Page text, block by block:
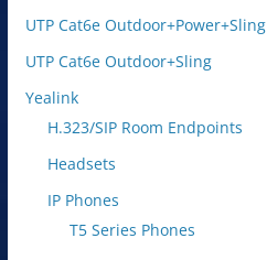
UTP Cat6e Outdoor+Power+Sling
UTP Cat6e Outdoor+Sling
Yealink
H.323/SIP Room Endpoints
Headsets
IP Phones
T5 Series Phones